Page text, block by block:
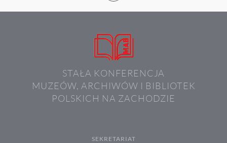
STAŁA KONFERENCJA
MUZEÓW, ARCHIWÓW I BIBLIOTEK
POLSKICH NA ZACHODZIE
SEKRETARIAT